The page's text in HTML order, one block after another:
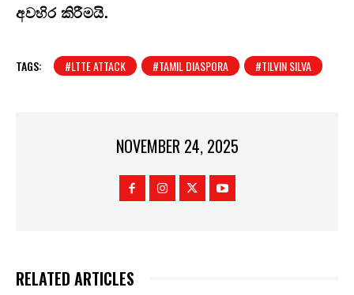
අවහිර කිරීමයි.
TAGS: #LTTE ATTACK #TAMIL DIASPORA #TILVIN SILVA
NOVEMBER 24, 2025
RELATED ARTICLES